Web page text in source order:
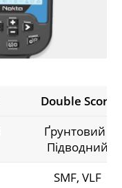
Double Score
Ґрунтовий і
Підводний
SMF, VLF